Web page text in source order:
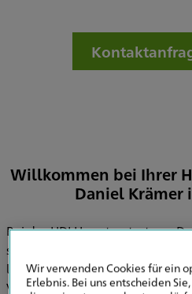
Willkommen bei Ihrer
Daniel Krämer
Bei der HDI Hauptvertretung
stehen Sie als Kunde im
langjährige Tätigkeit im
Verständnis für
Wir verwenden Cookies für ein
Erlebnis. Bei uns entscheiden